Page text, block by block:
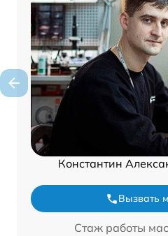
Константин
Вызвать
Стаж работы